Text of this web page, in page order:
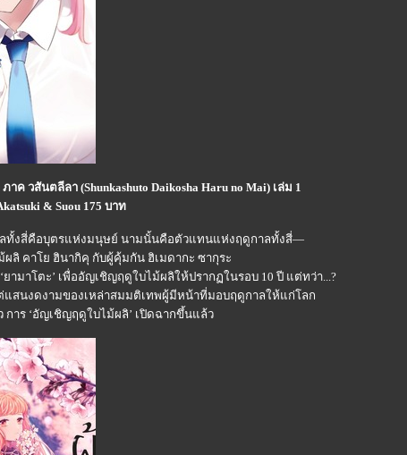
ค วสันตลีลา (Shunkashuto Daikosha Haru no Mai) เล่ม 1
& Suou 175 บาท
ทั้งสี่คือบุตรแห่งมนุษย์ นามนั้นคือตัวแทนแห่งฤดูกาลทั้งสี่—
ลิ คาโย ฮินากิคุ กับผู้คุ้มกัน ฮิเมดากะ ซากุระ
ามาโตะ’ เพื่ออัญเชิญฤดูใบไม้ผลิให้ปรากฏในรอบ 10 ปี แต่ทว่า...?
แสนงดงามของเหล่าสมมติเทพผู้มีหน้าที่มอบฤดูกาลให้แก่โลก
าร ‘อัญเชิญฤดูใบไม้ผลิ’ เปิดฉากขึ้นแล้ว